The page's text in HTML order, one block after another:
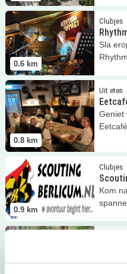
0.6 km
Clubjes
Sla
Lees meer Rhythm Impact
0.8 km
Uit eten
Geniet
Lees meer Eetcafé De Prins
0.9 km
Clubjes
Kom
Lees meer Scouting Berlicum
Lees meer Kabouterbosje in